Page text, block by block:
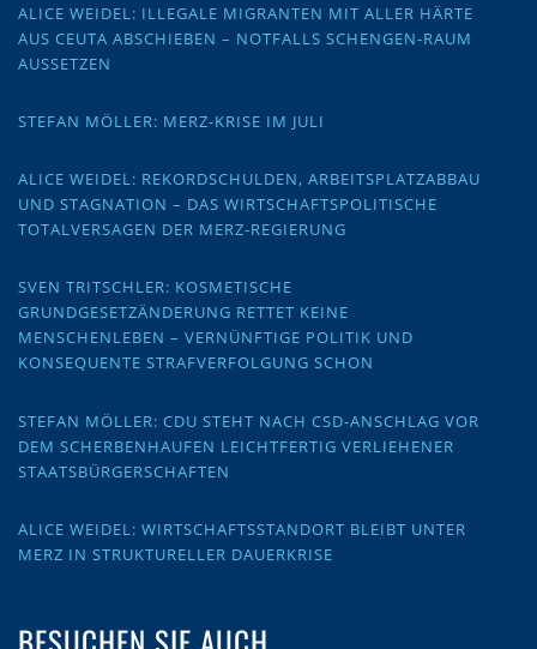
ALICE WEIDEL: ILLEGALE MIGRANTEN MIT ALLER HÄRTE
AUS CEUTA ABSCHIEBEN – NOTFALLS SCHENGEN-RAUM
AUSSETZEN
STEFAN MÖLLER: MERZ-KRISE IM JULI
ALICE WEIDEL: REKORDSCHULDEN, ARBEITSPLATZABBAU
UND STAGNATION – DAS WIRTSCHAFTSPOLITISCHE
TOTALVERSAGEN DER MERZ-REGIERUNG
SVEN TRITSCHLER: KOSMETISCHE
GRUNDGESETZÄNDERUNG RETTET KEINE
MENSCHENLEBEN – VERNÜNFTIGE POLITIK UND
KONSEQUENTE STRAFVERFOLGUNG SCHON
STEFAN MÖLLER: CDU STEHT NACH CSD-ANSCHLAG VOR
DEM SCHERBENHAUFEN LEICHTFERTIG VERLIEHENER
STAATSBÜRGERSCHAFTEN
ALICE WEIDEL: WIRTSCHAFTSSTANDORT BLEIBT UNTER
MERZ IN STRUKTURELLER DAUERKRISE